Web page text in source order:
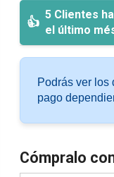
5 Clientes
el último
Podrás ver los
pago
Cómpralo